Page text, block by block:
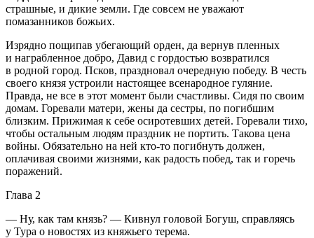
страшные, и дикие земли. Где совсем не уважают
помазанников божьих.
Изрядно пощипав убегающий орден, да вернув пленных
и награбленное добро, Давид с гордостью возвратился
в родной город. Псков, праздновал очередную победу. В честь
своего князя устроили настоящее всенародное гуляние.
Правда, не все в этот момент были счастливы. Сидя по своим
домам. Горевали матери, жены да сестры, по погибшим
близким. Прижимая к себе осиротевших детей. Горевали тихо,
чтобы остальным людям праздник не портить. Такова цена
войны. Обязательно на ней кто-то погибнуть должен,
оплачивая своими жизнями, как радость побед, так и горечь
поражений.
Глава 2
— Ну, как там князь? — Кивнул головой Богуш, справляясь
у Тура о новостях из княжьего терема.